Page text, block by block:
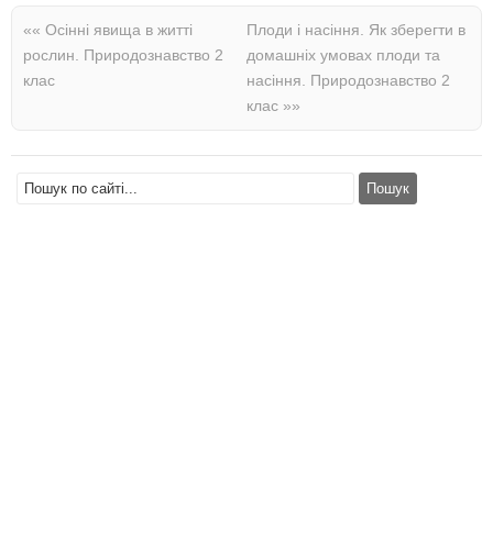
«« Осінні явища в житті
рослин. Природознавство 2
клас
Плоди і насіння. Як зберегти в
домашніх умовах плоди та
насіння. Природознавство 2
клас »»